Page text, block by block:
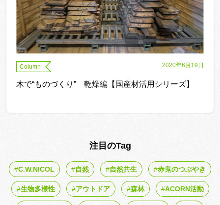
Column 2020年6月19日
木で“ものづくり” 乾燥編【国産材活用シリーズ】
注目のTag
C.W.NICOL 自然 自然共生 赤鬼のつぶやき
生物多様性 アウトドア 森林 ACORN活動